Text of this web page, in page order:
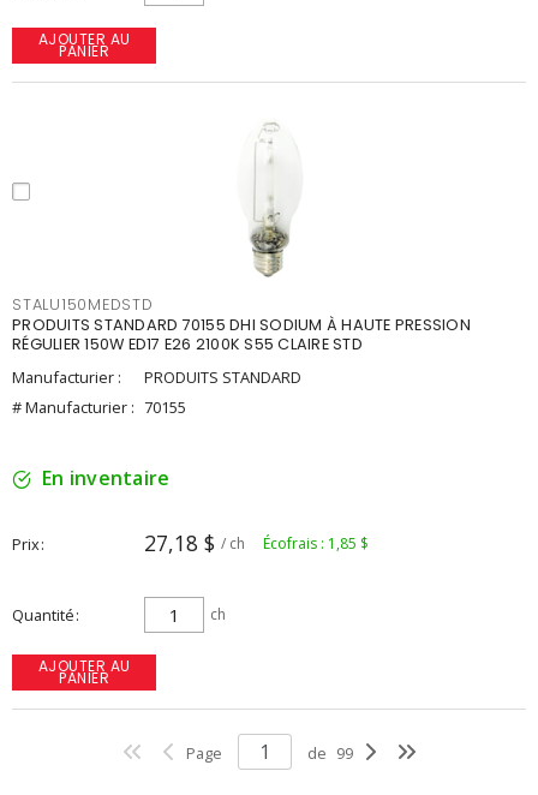
AJOUTER AU
PANIER
STALU150MEDSTD
PRODUITS STANDARD 70155 DHI SODIUM À HAUTE PRESSION
RÉGULIER 150W ED17 E26 2100K S55 CLAIRE STD
Manufacturier :
PRODUITS STANDARD
# Manufacturier : 70155
En inventaire
Prix 27,18 $ / ch Écofrais : 1,85 $
Quantité ch
AJOUTER AU
PANIER
Page de 99